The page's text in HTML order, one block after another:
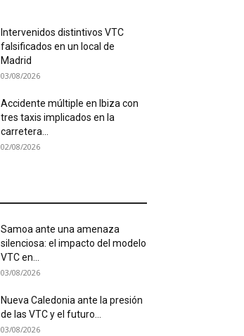
Intervenidos distintivos VTC
falsificados en un local de
Madrid
03/08/2026
Accidente múltiple en Ibiza con
tres taxis implicados en la
carretera...
02/08/2026
Samoa ante una amenaza
silenciosa: el impacto del modelo
VTC en...
03/08/2026
Nueva Caledonia ante la presión
de las VTC y el futuro...
03/08/2026